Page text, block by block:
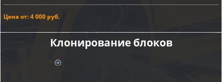
Цена от: 4 000 руб.
Клонирование блоков